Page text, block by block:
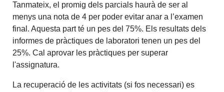
Tanmateix, el promig dels parcials haurà de ser al
menys una nota de 4 per poder evitar anar a l’examen
final. Aquesta part té un pes del 75%. Els resultats dels
informes de pràctiques de laboratori tenen un pes del
25%. Cal aprovar les pràctiques per superar
l'assignatura.
La recuperació de les activitats (si fos necessari) es